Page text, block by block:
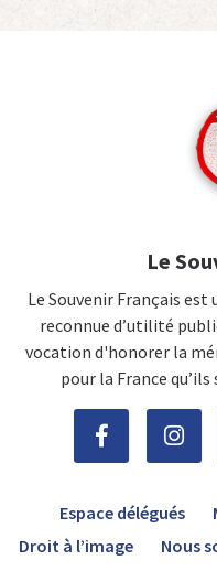
Le
Le Souvenir Français
reconnue d’utilité
vocation d'honorer la
pour la France
Espace délégués
Droit à l’image
Nous